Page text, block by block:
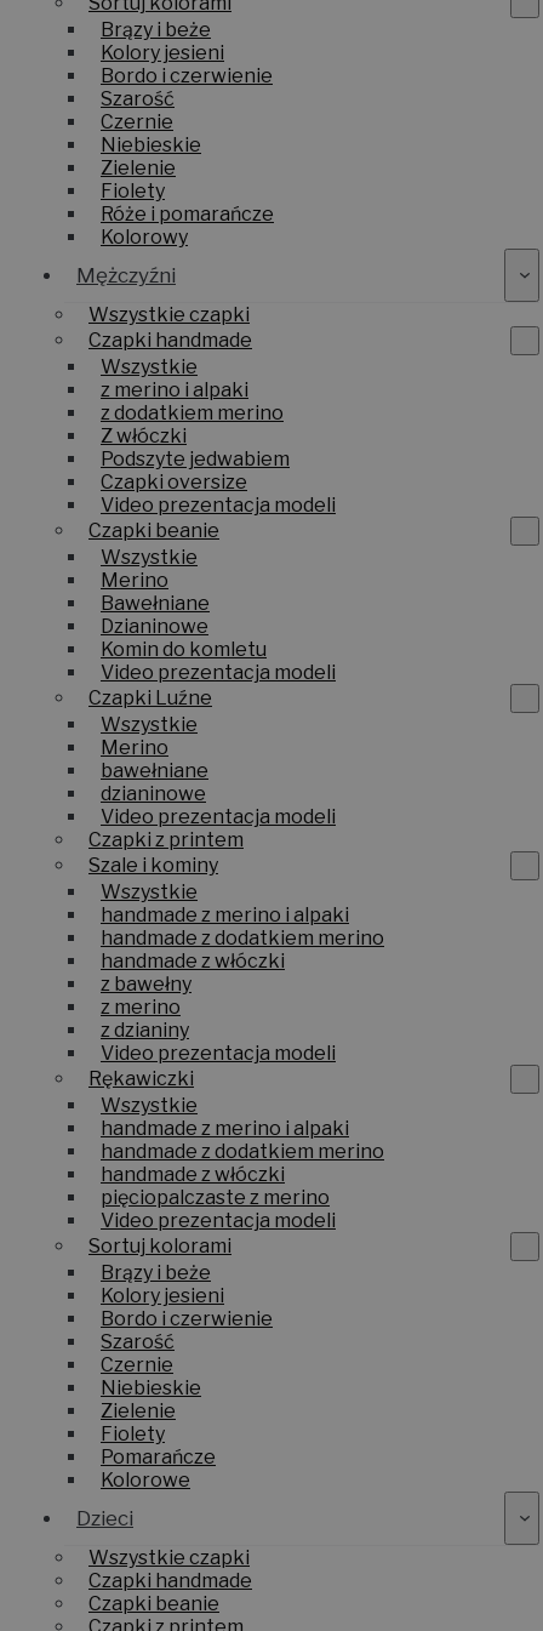
Brązy i beże
Kolory jesieni
Bordo i czerwienie
Szarość
Czernie
Niebieskie
Zielenie
Fiolety
Róże i pomarańcze
Kolorowy
Mężczyźni
Wszystkie czapki
Czapki handmade
Wszystkie
z merino i alpaki
z dodatkiem merino
Z włóczki
Podszyte jedwabiem
Czapki oversize
Video prezentacja modeli
Czapki beanie
Wszystkie
Merino
Bawełniane
Dzianinowe
Komin do komletu
Video prezentacja modeli
Czapki Luźne
Wszystkie
Merino
bawełniane
dzianinowe
Video prezentacja modeli
Czapki z printem
Szale i kominy
Wszystkie
handmade z merino i alpaki
handmade z dodatkiem merino
handmade z włóczki
z bawełny
z merino
z dzianiny
Video prezentacja modeli
Rękawiczki
Wszystkie
handmade z merino i alpaki
handmade z dodatkiem merino
handmade z włóczki
pięciopalczaste z merino
Video prezentacja modeli
Sortuj kolorami
Brązy i beże
Kolory jesieni
Bordo i czerwienie
Szarość
Czernie
Niebieskie
Zielenie
Fiolety
Pomarańcze
Kolorowe
Dzieci
Wszystkie czapki
Czapki handmade
Czapki beanie